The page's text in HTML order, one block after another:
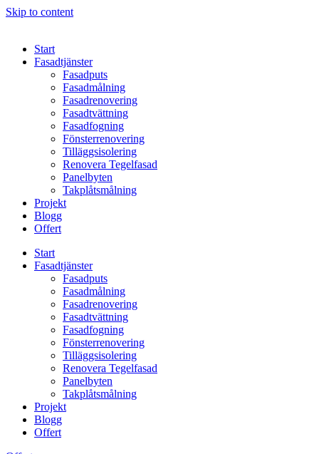
Skip to content
Start
Fasadtjänster
Fasadputs
Fasadmålning
Fasadrenovering
Fasadtvättning
Fasadfogning
Fönsterrenovering
Tilläggsisolering
Renovera Tegelfasad
Panelbyten
Takplåtsmålning
Projekt
Blogg
Offert
Start
Fasadtjänster
Fasadputs
Fasadmålning
Fasadrenovering
Fasadtvättning
Fasadfogning
Fönsterrenovering
Tilläggsisolering
Renovera Tegelfasad
Panelbyten
Takplåtsmålning
Projekt
Blogg
Offert